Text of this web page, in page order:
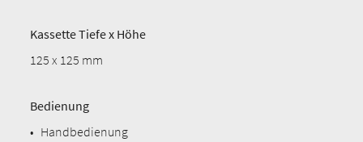
Kassette Tiefe x Höhe
125 x 125 mm
Bedienung
• Handbedienung